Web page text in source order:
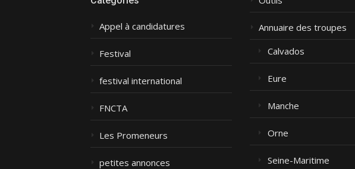
Appel à candidatures
Festival
festival international
FNCTA
Les Promeneurs
petites annonces
Annuaire des troupes
Calvados
Eure
Manche
Orne
Seine-Maritime